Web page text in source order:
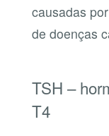
causadas
de doenças
TSH –
T4